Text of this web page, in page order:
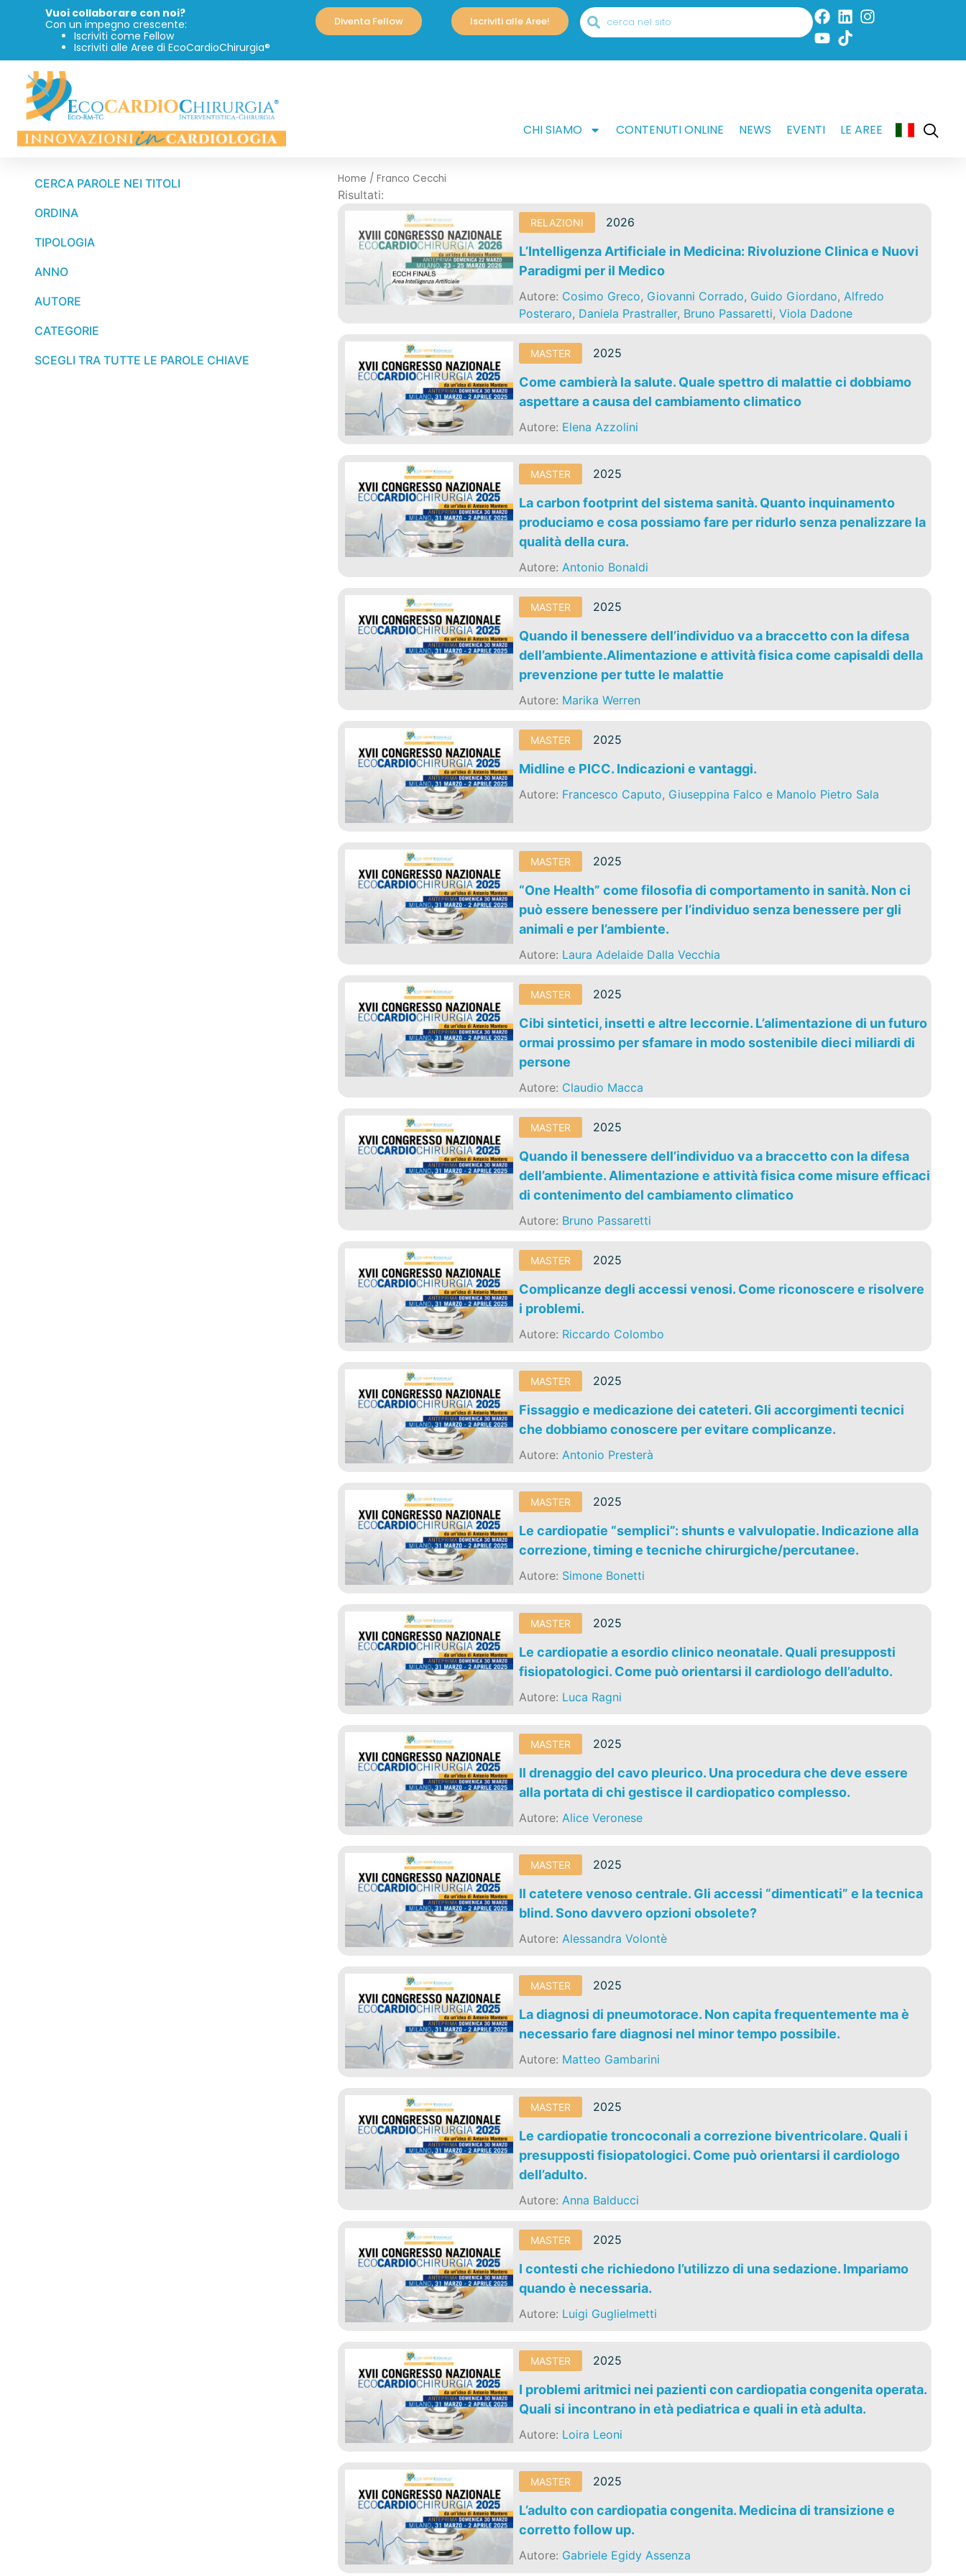
Vuoi collaborare con noi?
Con un impegno crescente:
Iscriviti come Fellow
Iscriviti alle Aree di EcoCardioChirurgia®
Diventa Fellow Iscriviti alle Aree!
CHI SIAMO CONTENUTI ONLINE NEWS EVENTI LE AREE
CERCA PAROLE NEI TITOLI
ORDINA
TIPOLOGIA
ANNO
AUTORE
CATEGORIE
SCEGLI TRA TUTTE LE PAROLE CHIAVE
Home /Franco Cecchi
Risultati:
RELAZIONI 2026
L’Intelligenza Artificiale in Medicina: Rivoluzione Clinica e Nuovi
Paradigmi per il Medico
Autore: Cosimo Greco, Giovanni Corrado, Guido Giordano, Alfredo
Posteraro, Daniela Prastraller, Bruno Passaretti, Viola Dadone
MASTER 2025
Come cambierà la salute. Quale spettro di malattie ci dobbiamo
aspettare a causa del cambiamento climatico
Autore: Elena Azzolini
MASTER 2025
La carbon footprint del sistema sanità. Quanto inquinamento
produciamo e cosa possiamo fare per ridurlo senza penalizzare la
qualità della cura.
Autore: Antonio Bonaldi
MASTER 2025
Quando il benessere dell’individuo va a braccetto con la difesa
dell’ambiente.Alimentazione e attività fisica come capisaldi della
prevenzione per tutte le malattie
Autore: Marika Werren
MASTER 2025
Midline e PICC. Indicazioni e vantaggi.
Autore: Francesco Caputo, Giuseppina Falco e Manolo Pietro Sala
MASTER 2025
“One Health” come filosofia di comportamento in sanità. Non ci
può essere benessere per l’individuo senza benessere per gli
animali e per l’ambiente.
Autore: Laura Adelaide Dalla Vecchia
MASTER 2025
Cibi sintetici, insetti e altre leccornie. L’alimentazione di un futuro
ormai prossimo per sfamare in modo sostenibile dieci miliardi di
persone
Autore: Claudio Macca
MASTER 2025
Quando il benessere dell’individuo va a braccetto con la difesa
dell’ambiente. Alimentazione e attività fisica come misure efficaci
di contenimento del cambiamento climatico
Autore: Bruno Passaretti
MASTER 2025
Complicanze degli accessi venosi. Come riconoscere e risolvere
i problemi.
Autore: Riccardo Colombo
MASTER 2025
Fissaggio e medicazione dei cateteri. Gli accorgimenti tecnici
che dobbiamo conoscere per evitare complicanze.
Autore: Antonio Presterà
MASTER 2025
Le cardiopatie “semplici”: shunts e valvulopatie. Indicazione alla
correzione, timing e tecniche chirurgiche/percutanee.
Autore: Simone Bonetti
MASTER 2025
Le cardiopatie a esordio clinico neonatale. Quali presupposti
fisiopatologici. Come può orientarsi il cardiologo dell’adulto.
Autore: Luca Ragni
MASTER 2025
Il drenaggio del cavo pleurico. Una procedura che deve essere
alla portata di chi gestisce il cardiopatico complesso.
Autore: Alice Veronese
MASTER 2025
Il catetere venoso centrale. Gli accessi “dimenticati” e la tecnica
blind. Sono davvero opzioni obsolete?
Autore: Alessandra Volontè
MASTER 2025
La diagnosi di pneumotorace. Non capita frequentemente ma è
necessario fare diagnosi nel minor tempo possibile.
Autore: Matteo Gambarini
MASTER 2025
Le cardiopatie troncoconali a correzione biventricolare. Quali i
presupposti fisiopatologici. Come può orientarsi il cardiologo
dell’adulto.
Autore: Anna Balducci
MASTER 2025
I contesti che richiedono l’utilizzo di una sedazione. Impariamo
quando è necessaria.
Autore: Luigi Guglielmetti
MASTER 2025
I problemi aritmici nei pazienti con cardiopatia congenita operata.
Quali si incontrano in età pediatrica e quali in età adulta.
Autore: Loira Leoni
MASTER 2025
L’adulto con cardiopatia congenita. Medicina di transizione e
corretto follow up.
Autore: Gabriele Egidy Assenza